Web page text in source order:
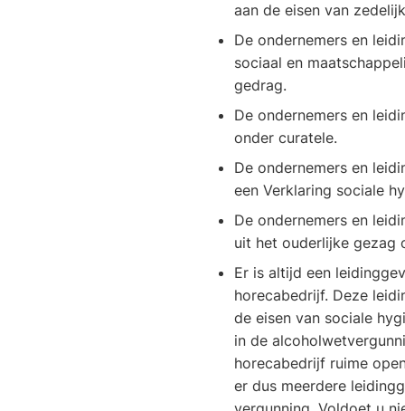
aan de eisen van
De ondernemers en
sociaal en
gedrag.
De ondernemers en
onder curatele.
De ondernemers en
een Verklaring sociale
De ondernemers en
uit het ouderlijke gezag
Er is altijd een
horecabedrijf. Deze
de eisen van sociale
in de
horecabedrijf ruime
er dus meerdere